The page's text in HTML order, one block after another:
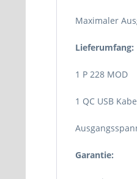
Maximaler
Lieferumfang:
1 P 228 MOD
1 QC USB
Garantie: